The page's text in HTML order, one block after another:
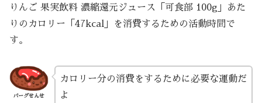
りんご 果実飲料 濃縮還元ジュース「可食部 100g」あた
りのカロリー「47kcal」を消費するための活動時間で
す。
バーグせんせ
カロリー分の消費をするために必要な運動だ
よ